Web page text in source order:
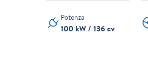
Potenza
100 kW / 136 cv